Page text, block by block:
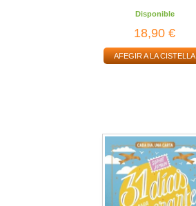
Disponible
18,90 €
AFEGIR A LA CISTELLA